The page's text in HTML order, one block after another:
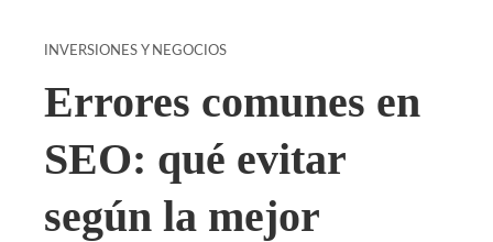
INVERSIONES Y NEGOCIOS
Errores comunes en
SEO: qué evitar
según la mejor